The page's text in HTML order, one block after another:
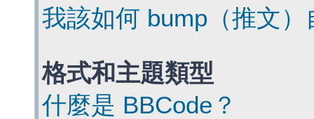
我該如何 bump（推文
格式和主題類型
什麼是 BBCode？